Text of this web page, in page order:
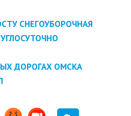
СНЕГОУБОРОЧНАЯ
ДОРОГАХ ОМСКА